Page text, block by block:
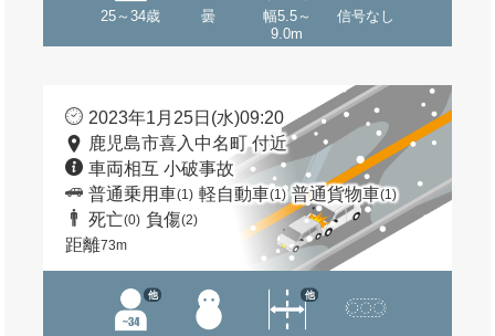
25～34歳 曇
幅5.5～
9.0m
信号なし
2023年1月25日(水)09:20
鹿児島市喜入中名町 付近
車両相互 小破事故
普通乗用車(1) 軽自動車(1) 普通貨物車(1)
死亡(0) 負傷(2)
距離73m
他 他